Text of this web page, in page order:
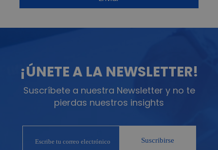
¡ÚNETE A LA NEWSLETTER!
Suscríbete a nuestra Newsletter y no te
pierdas nuestros insights